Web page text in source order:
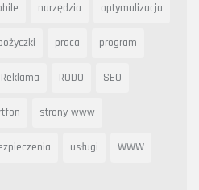
narzędzia optymalizacja
praca program
Reklama RODO SEO
strony www
usługi WWW